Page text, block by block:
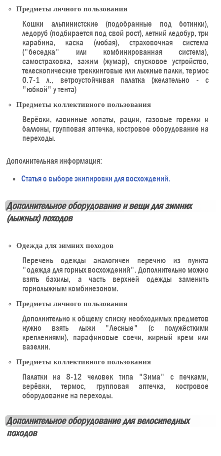
Предметы личного пользования
Кошки альпинистские (подобранные под ботинки),
ледоруб (подбирается под свой рост), летний ледобур, три
карабина, каска (любая), страховочная система
("беседка" или комбинированная система),
самостраховка, зажим (жумар), спусковое устройство,
телескопические треккинговые или лыжные палки, термос
0.7-1 л., ветроустойчивая палатка (желательно - с
"юбкой" у тента)
Предметы коллективного пользования
Верёвки, лавинные лопаты, рации, газовые горелки и
баллоны, групповая аптечка, костровое оборудование на
переходы.
Дополнительная информация:
Статья о выборе экипировки для восхождений.
Дополнительное оборудование и вещи для зимних
(лыжных) походов
Одежда для зимних походов
Перечень одежды аналогичен перечню из пункта
"одежда для горных восхождений". Дополнительно можно
взять бахилы, а часть верхней одежды заменить
горнолыжным комбинезоном.
Предметы личного пользования
Дополнительно к общему списку необходимых предметов
нужно взять лыжи "Лесные" (с полужёсткими
креплениями), парафиновые свечи, жирный крем или
вазелин.
Предметы коллективного пользования
Палатки на 8-12 человек типа "Зима" с печками,
верёвки, термос, групповая аптечка, костровое
оборудование на переходы.
Дополнительное оборудование для велосипедных
походов